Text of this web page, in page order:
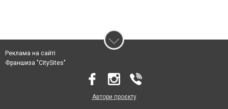
Реклама на сайті
Франшиза "CitySites"
Автори проєкту